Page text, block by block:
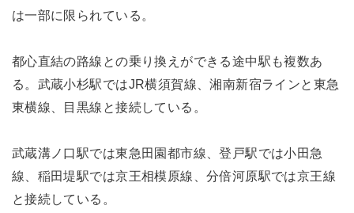
は一部に限られている。
都心直結の路線との乗り換えができる途中駅も複数あ
る。武蔵小杉駅ではJR横須賀線、湘南新宿ラインと東急
東横線、目黒線と接続している。
武蔵溝ノ口駅では東急田園都市線、登戸駅では小田急
線、稲田堤駅では京王相模原線、分倍河原駅では京王線
と接続している。